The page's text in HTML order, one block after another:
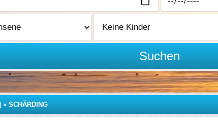
Suchen
» SCHÄRDING